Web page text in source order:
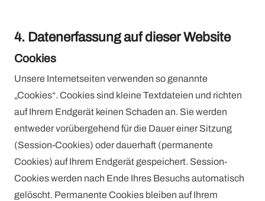
4. Datenerfassung auf dieser Website
Cookies
Unsere Internetseiten verwenden so genannte
„Cookies“. Cookies sind kleine Textdateien und richten
auf Ihrem Endgerät keinen Schaden an. Sie werden
entweder vorübergehend für die Dauer einer Sitzung
(Session-Cookies) oder dauerhaft (permanente
Cookies) auf Ihrem Endgerät gespeichert. Session-
Cookies werden nach Ende Ihres Besuchs automatisch
gelöscht. Permanente Cookies bleiben auf Ihrem